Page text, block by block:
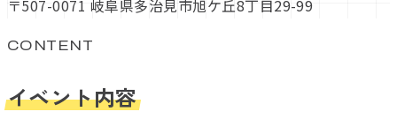
〒507-0071 岐阜県多治見市旭ケ丘8丁目29-99
CONTENT
イベント内容